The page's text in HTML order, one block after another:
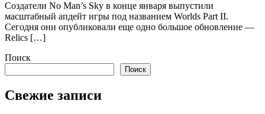
Создатели No Man’s Sky в конце января выпустили
масштабный апдейт игры под названием Worlds Part II.
Сегодня они опубликовали еще одно большое обновление —
Relics […]
Поиск
Поиск
Свежие записи